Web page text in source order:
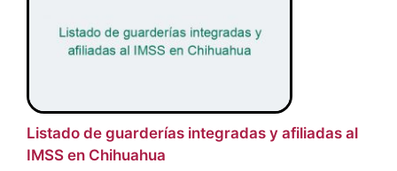
Listado de guarderías integradas y afiliadas al
IMSS en Chihuahua